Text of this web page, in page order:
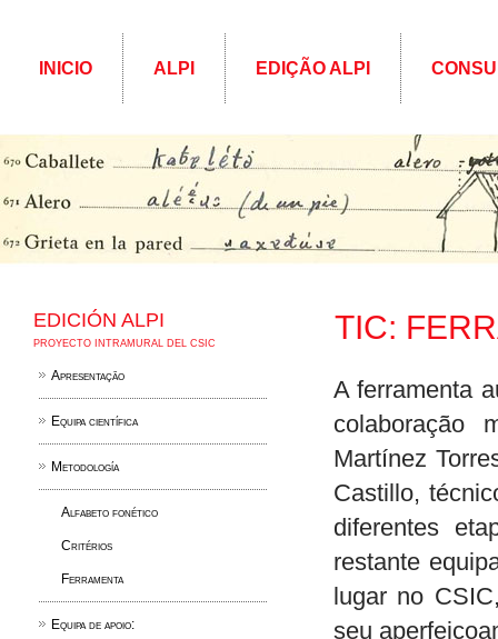
INICIO ALPI EDIÇÃO ALPI
EDICIÓN ALPI
PROYECTO INTRAMURAL DEL CSIC
Apresentação
Equipa científica
Metodología
Alfabeto fonético
Critérios
Ferramenta
Equipa de apoio:
TIC:
A ferramenta
colaboração
Martínez
Castillo,
diferentes
restante
lugar no
seu